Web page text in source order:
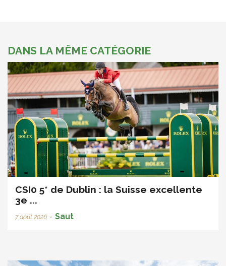
DANS LA MÊME CATÉGORIE
CSI0 5* de Dublin : la Suisse excellente
3e ...
7 août 2026 • Saut